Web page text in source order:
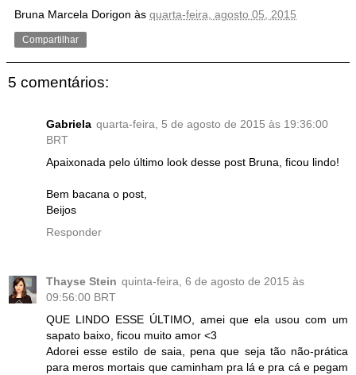
Bruna Marcela Dorigon às quarta-feira, agosto 05, 2015
Compartilhar
5 comentários:
Gabriela quarta-feira, 5 de agosto de 2015 às 19:36:00
BRT
Apaixonada pelo último look desse post Bruna, ficou lindo!
Bem bacana o post,
Beijos
Responder
Thayse Stein quinta-feira, 6 de agosto de 2015 às
09:56:00 BRT
QUE LINDO ESSE ÚLTIMO, amei que ela usou com um
sapato baixo, ficou muito amor <3
Adorei esse estilo de saia, pena que seja tão não-prática
para meros mortais que caminham pra lá e pra cá e pegam